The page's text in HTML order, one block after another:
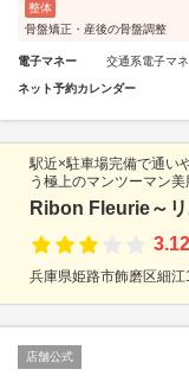
整体
骨盤矯正・産後の骨盤調整
電子マネー 交通系電子マ
ネット予約カレンダー
駅近×駐車場完備で通い
う極上のマンツーマン美
Ribon Fleurie～
3.12
兵庫県姫路市飾磨区細
店舗公式